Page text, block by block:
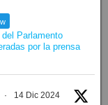
Parlamento
por la prensa
· 14 Dic 2024